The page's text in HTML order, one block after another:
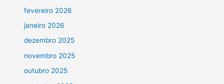
fevereiro 2026
janeiro 2026
dezembro 2025
novembro 2025
outubro 2025